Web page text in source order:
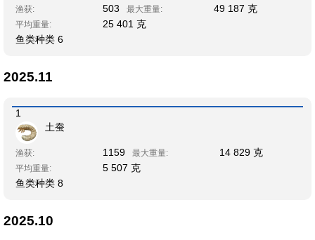
渔获: 503 最大重量: 49 187 克
平均重量:
25 401 克
鱼类种类 6
2025.11
1
土蚕
渔获: 1159 最大重量: 14 829 克
平均重量:
5 507 克
鱼类种类 8
2025.10